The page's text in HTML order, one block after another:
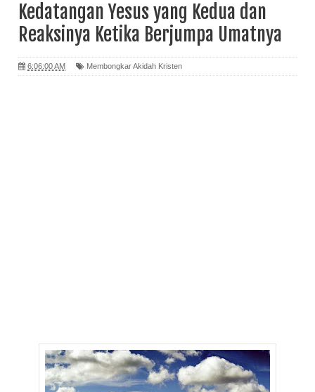
Kedatangan Yesus yang Kedua dan
Reaksinya Ketika Berjumpa Umatnya
6:06:00 AM Membongkar Akidah Kristen